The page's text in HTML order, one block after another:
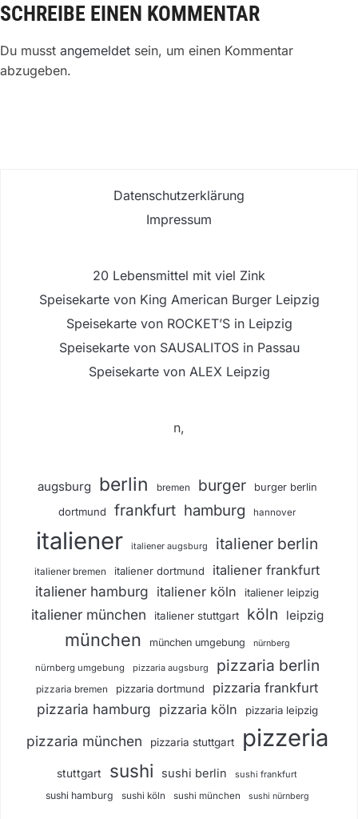
SCHREIBE EINEN KOMMENTAR
Du musst angemeldet sein, um einen Kommentar
abzugeben.
Datenschutzerklärung
Impressum
20 Lebensmittel mit viel Zink
Speisekarte von King American Burger Leipzig
Speisekarte von ROCKET’S in Leipzig
Speisekarte von SAUSALITOS in Passau
Speisekarte von ALEX Leipzig
n,
augsburg berlin bremen burger burger berlin
dortmund frankfurt hamburg hannover
italiener italiener augsburg italiener berlin
italiener bremen italiener dortmund italiener frankfurt
italiener hamburg italiener köln italiener leipzig
italiener münchen italiener stuttgart köln leipzig
münchen münchen umgebung nürnberg
nürnberg umgebung pizzaria augsburg pizzaria berlin
pizzaria bremen pizzaria dortmund pizzaria frankfurt
pizzaria hamburg pizzaria köln pizzaria leipzig
pizzaria münchen pizzaria stuttgart pizzeria
stuttgart sushi sushi berlin sushi frankfurt
sushi hamburg sushi köln sushi münchen sushi nürnberg